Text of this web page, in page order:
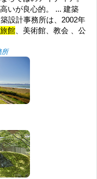
いが良心的。 ... 建築
設計事務所は、2002年
旅館、美術館、教会 、公
所